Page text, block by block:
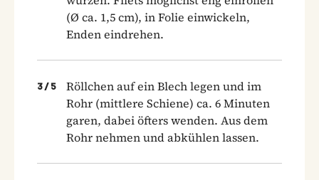
(Ø ca. 1,5 cm), in Folie einwickeln,
Enden eindrehen.
3 / 5
Röllchen auf ein Blech legen und im
Rohr (mittlere Schiene) ca. 6 Minuten
garen, dabei öfters wenden. Aus dem
Rohr nehmen und abkühlen lassen.